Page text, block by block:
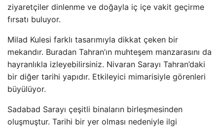
ziyaretçiler dinlenme ve doğayla iç içe vakit geçirme
fırsatı buluyor.
Milad Kulesi farklı tasarımıyla dikkat çeken bir
mekandır. Buradan Tahran’ın muhteşem manzarasını da
hayranlıkla izleyebilirsiniz. Nivaran Sarayı Tahran’daki
bir diğer tarihi yapıdır. Etkileyici mimarisiyle görenleri
büyülüyor.
Sadabad Sarayı çeşitli binaların birleşmesinden
oluşmuştur. Tarihi bir yer olması nedeniyle ilgi